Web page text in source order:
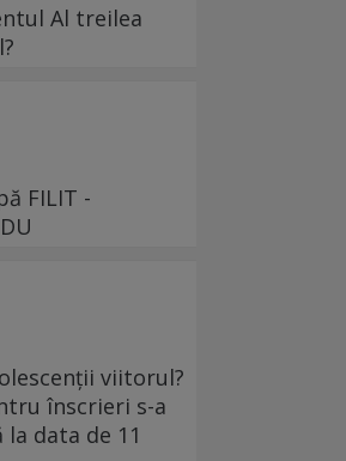
Al treilea
FILIT -
viitorul?
înscrieri s-a
data de 11